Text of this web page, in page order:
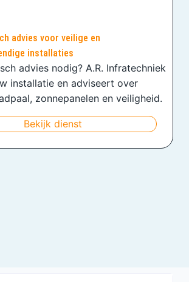
advies voor veilige en
installaties
advies nodig? A.R. Infratechniek
installatie en adviseert over
zonnepanelen en veiligheid.
Bekijk dienst